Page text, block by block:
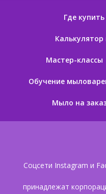
Где
Мастер-классы
Обучение
Мыло на
Соцсети Instagram и
принадлежат